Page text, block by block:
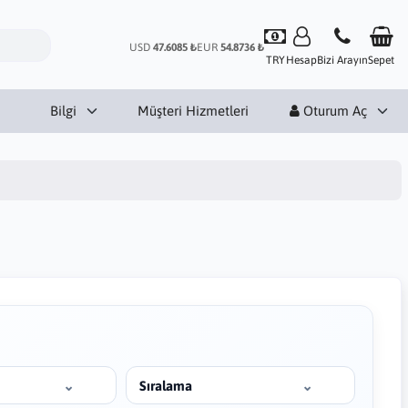
USD 47.6085 ₺EUR 54.8736 ₺
TRYHesapBizi ArayınSepet
Bilgi Müşteri Hizmetleri Oturum Aç
Sıralama